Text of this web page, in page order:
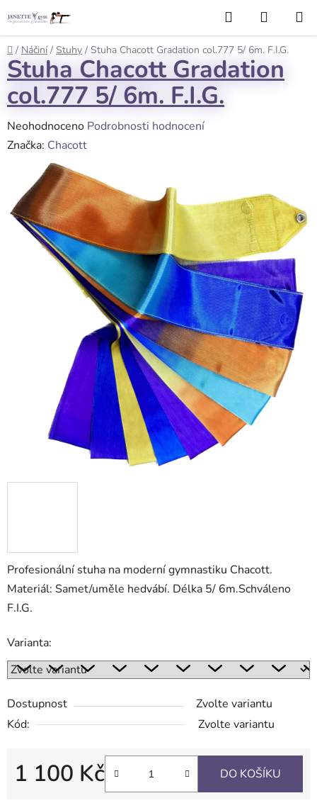
na
obsah
Hledat
KOŠÍK
Domů
/ Náčiní / Stuhy / Stuha Chacott Gradation col.777 5/ 6m. F.I.G.
Profesionální stuha na moderní gymnastiku Chacott.
Materiál: Samet/uměle hedvábí. Délka 5/ 6m.Schváleno
F.I.G.
Varianta:
Dostupnost
Zvolte variantu
Kód:
Zvolte variantu
1 100 Kč DO KOŠÍKU
Stuha Chacott Gradation
col.777 5/ 6m. F.I.G.
Průměrné
hodnocení
produktu
0,0
hvězdiček.
Neohodnoceno Podrobnosti hodnocení
Značka: Chacott